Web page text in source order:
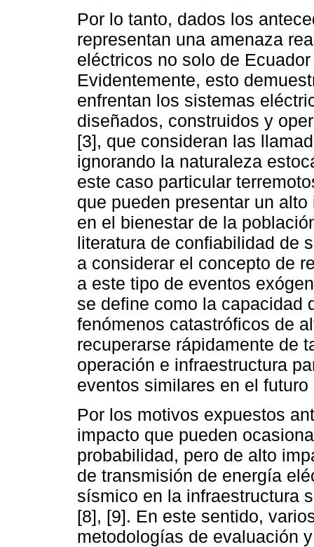
Por lo tanto, dados los
representan una amenaza
eléctricos no solo de
Evidentemente, esto
enfrentan los sistemas
diseñados, construidos y
[3], que consideran las
ignorando la naturaleza
este caso particular
que pueden presentar un
en el bienestar de la
literatura de confiabilidad de
a considerar el concepto de
a este tipo de eventos
se define como la capacidad
fenómenos catastróficos de
recuperarse rápidamente de
operación e infraestructura
eventos similares en el futuro
Por los motivos expuestos
impacto que pueden
probabilidad, pero de alto
de transmisión de energía
sísmico en la infraestructura
[8], [9]. En este sentido,
metodologías de evaluación